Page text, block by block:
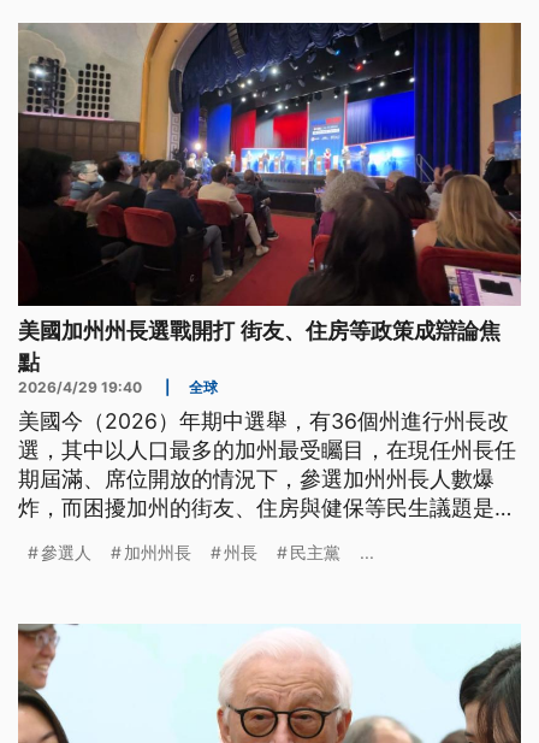
美國加州州長選戰開打 街友、住房等政策成辯論焦
點
2026/4/29 19:40 全球
美國今（2026）年期中選舉，有36個州進行州長改
選，其中以人口最多的加州最受矚目，在現任州長任
期屆滿、席位開放的情況下，參選加州州長人數爆
炸，而困擾加州的街友、住房與健保等民生議題是主
參選人 加州州長 州長 民主黨 ...